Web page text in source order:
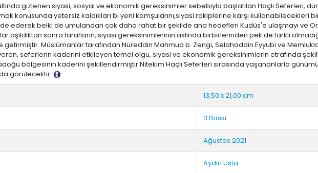
gizlenen siyasi, sosyal ve ekonomik gereksinimler sebebiyla başlatılan Haçlı Seferleri,
konusunda yetersiz kaldıkları bi yeni komşularını,siyasi rakiplerine karşı
ederek belki de umulandan çok daha rahat bir şekilde ana hedefleri Kudüs'e ulaşmayı ve
aşıldıktan sonra tarafların, siyasi gereksinimlerinin aslında birbirlerinden pek de farklı
Müslümanlar tarafından Nureddin Mahmud b. Zengi, Selahaddin Eyyubi ve
seferlerin kaderini etkileyen temel olgu, siyasi ve ekonomik gereksinimlerin etrafında
bölgesinin kaderini şekillendirmiştir.Nitekim Haçlı Seferleri sırasında yaşananlarla
görülecektir.
Tanıtım Metni
13,50 x 21,00 cm
3.Baskı
Ağustos 2021
Aydın Usta